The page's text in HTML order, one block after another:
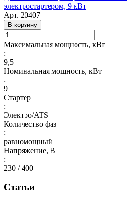
электростартером, 9 кВт
Арт. 20407
В корзину
Максимальная мощность, кВт
:
9,5
Номинальная мощность, кВт
:
9
Стартер
:
Электро/ATS
Количество фаз
:
равномощный
Напряжение, В
:
230 / 400
Статьи